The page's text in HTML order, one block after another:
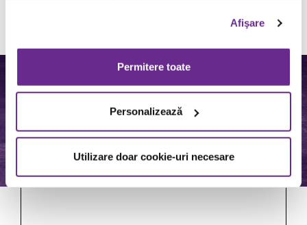
Afişare
Permitere toate
Personalizează
Utilizare doar cookie-uri necesare
Valori nutriționale, alergeni și ingrediente produs